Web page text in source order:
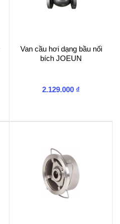
Van cầu hơi dạng bầu nối
bích JOEUN
2.129.000 ₫